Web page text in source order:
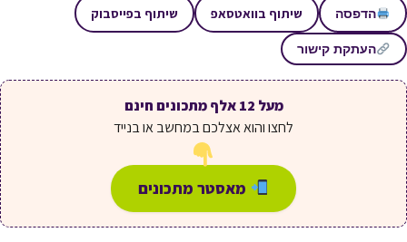
הדפסה שיתוף בוואטסאפ שיתוף בפייסבוק
העתקת קישור
מעל 12 אלף מתכונים חינם
לחצו והוא אצלכם במחשב או בנייד
מאסטר מתכונים